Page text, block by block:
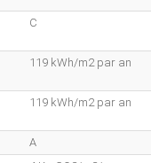
C
119 kWh/m2 par an
119 kWh/m2 par an
A